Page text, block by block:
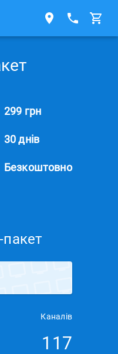
299 грн
30 днів
Безкоштовно
Каналів
117